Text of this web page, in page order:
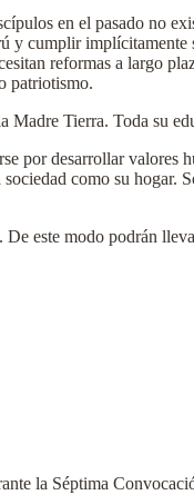
en el pasado no
y cumplir implícitamente
reformas a largo
patriotismo.
Tierra. Toda su
por desarrollar valores
como su hogar.
este modo podrán
la Séptima